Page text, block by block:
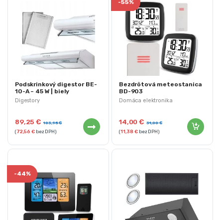
Digestory
Podskrinkový digestor BE-
10-A – 45 W | biely
89,25€ 103,95€
(72,56€bez DPH)
Domáca elektronika
-55%
Bezdrôtová meteostanica
BD-903
14,00€ 31,00€
(11,38€bez DPH)
-44%